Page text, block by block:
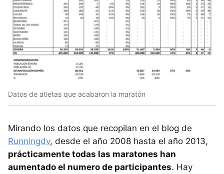
Datos de atletas que acabaron la maratón
Mirando los datos que recopilan en el blog de
Runningdv, desde el año 2008 hasta el año 2013,
prácticamente todas las maratones han
aumentado el numero de participantes. Hay